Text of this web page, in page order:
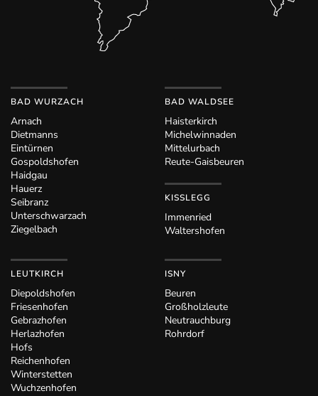
BAD WURZACH
Arnach
Dietmanns
Eintürnen
Gospoldshofen
Haidgau
Hauerz
Seibranz
Unterschwarzach
Ziegelbach
BAD WALDSEE
Haisterkirch
Michelwinnaden
Mittelurbach
Reute-Gaisbeuren
KISSLEGG
Immenried
Waltershofen
LEUTKIRCH
Diepoldshofen
Friesenhofen
Gebrazhofen
Herlazhofen
Hofs
Reichenhofen
Winterstetten
Wuchzenhofen
ISNY
Beuren
Großholzleute
Neutrauchburg
Rohrdorf